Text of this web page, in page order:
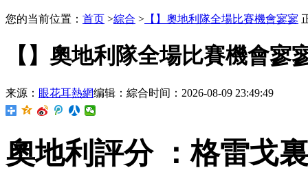
您的当前位置： 首页 >綜合 > 【】奧地利隊全場比賽機會寥寥
【】奧地利隊全場比賽機會寥
来源： 眼花耳熱網编辑：綜合时间：2026-08-09 23:49:49
奧地利評分 ：格雷